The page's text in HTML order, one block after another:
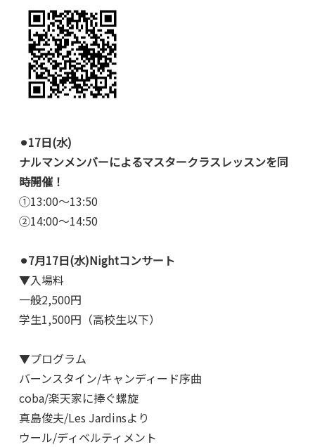
⚫︎17日(水)
ナルマンメンバーによるマスタークラスレッスンを同
時開催！
①13:00〜13:50
②14:00〜14:50
⚫︎7月17日(水)Nightコンサート
▼入場料
一般2,500円
学生1,500円（高校生以下）
▼プログラム
バーンスタイン/キャンディード序曲
coba/楽天家に捧ぐ螺旋
真島俊夫/Les Jardinsより
ウール/ディベルティメント